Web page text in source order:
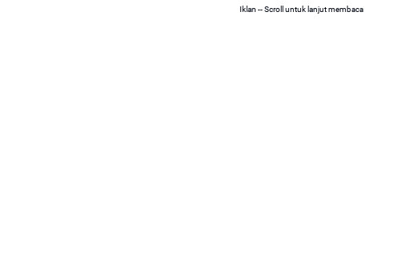
Iklan -- Scroll untuk lanjut membaca